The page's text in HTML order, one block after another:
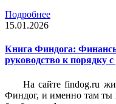
Подробнее
15.01.2026
Книга Финдога:
руководство к порядку
На сайте findog.ru
Финдог, и именно там ты